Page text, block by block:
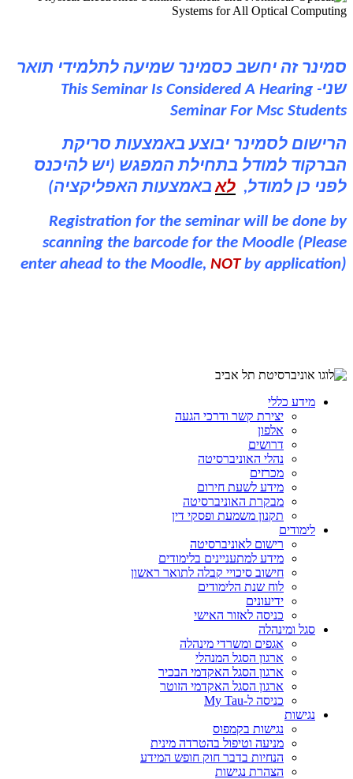
סמינר זה יחשב כסמינר שמיעה לתלמידי תואר
שני- This Seminar Is Considered A Hearing
Seminar For Msc Students
הרישום לסמינר יבוצע באמצעות סריקת
הברקוד למודל בתחילת המפגש (יש להיכנס
לפני כן למודל, לא באמצעות האפליקציה)
Registration for the seminar will be done by
scanning the barcode for the Moodle (Please
enter ahead to the Moodle, NOTby application)
מידע כללי
יצירת קשר ודרכי הגעה
אלפון
דרושים
נהלי האוניברסיטה
מכרזים
מידע לשעת חירום
מבקרת האוניברסיטה
תקנון משמעת ופסקי דין
לימודים
רישום לאוניברסיטה
מידע למתעניינים בלימודים
חישוב סיכויי קבלה לתואר ראשון
לוח שנת הלימודים
ידיעונים
כניסה לאזור האישי
סגל ומינהלה
אגפים ומשרדי מינהלה
ארגון הסגל המנהלי
ארגון הסגל האקדמי הבכיר
ארגון הסגל האקדמי הזוטר
כניסה ל-My Tau
נגישות
נגישות בקמפוס
מניעה וטיפול בהטרדה מינית
הנחיות בדבר חוק חופש המידע
הצהרת נגישות